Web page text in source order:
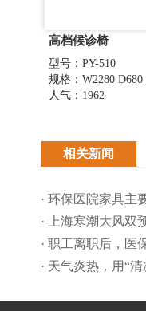
高档候诊椅
型号：PY-510
规格：W2280 D680
人气：1962
相关新闻
· 环保医院家具主
· 上海寒潮大风双
· 职工离职后，医
· 天气炎热，用“